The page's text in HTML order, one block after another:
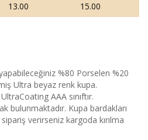
13.00 15.00
%80 Porselen %20
Ultra beyaz renk kupa.
AAA sınıftır.
bulunmaktadır. Kupa bardakları
verirseniz kargoda kırılma